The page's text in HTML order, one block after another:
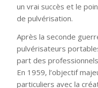
un vrai succès et le
de pulvérisation.
Après la seconde
pulvérisateurs
part des
En 1959, l’objectif
particuliers avec la